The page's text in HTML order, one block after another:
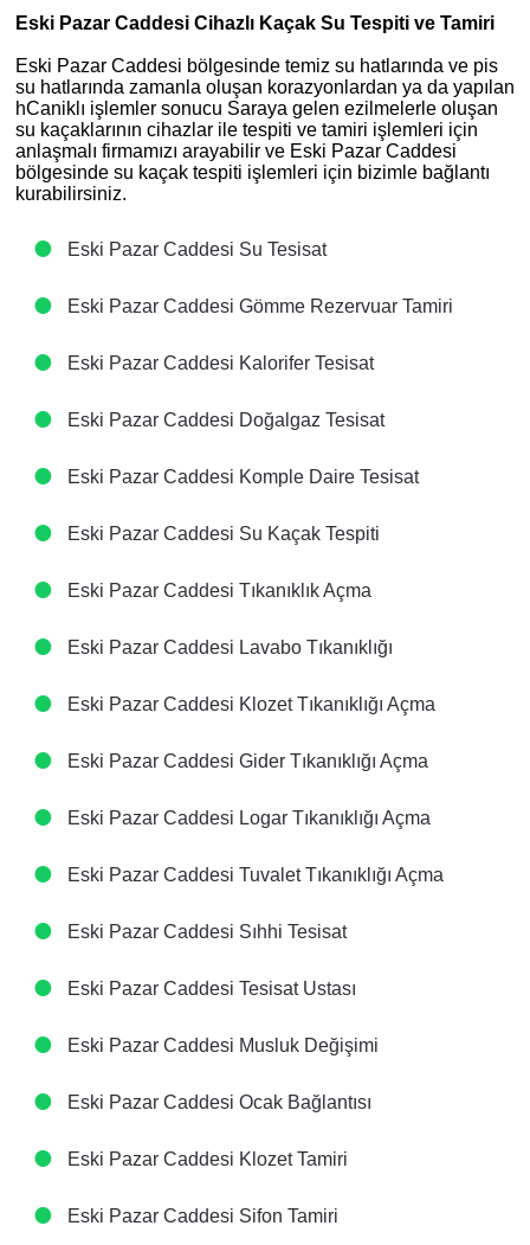
Eski Pazar Caddesi Cihazlı Kaçak Su Tespiti ve Tamiri
Eski Pazar Caddesi bölgesinde temiz su hatlarında ve pis
su hatlarında zamanla oluşan korazyonlardan ya da yapılan
hCaniklı işlemler sonucu Saraya gelen ezilmelerle oluşan
su kaçaklarının cihazlar ile tespiti ve tamiri işlemleri için
anlaşmalı firmamızı arayabilir ve Eski Pazar Caddesi
bölgesinde su kaçak tespiti işlemleri için bizimle bağlantı
kurabilirsiniz.
Eski Pazar Caddesi Su Tesisat
Eski Pazar Caddesi Gömme Rezervuar Tamiri
Eski Pazar Caddesi Kalorifer Tesisat
Eski Pazar Caddesi Doğalgaz Tesisat
Eski Pazar Caddesi Komple Daire Tesisat
Eski Pazar Caddesi Su Kaçak Tespiti
Eski Pazar Caddesi Tıkanıklık Açma
Eski Pazar Caddesi Lavabo Tıkanıklığı
Eski Pazar Caddesi Klozet Tıkanıklığı Açma
Eski Pazar Caddesi Gider Tıkanıklığı Açma
Eski Pazar Caddesi Logar Tıkanıklığı Açma
Eski Pazar Caddesi Tuvalet Tıkanıklığı Açma
Eski Pazar Caddesi Sıhhi Tesisat
Eski Pazar Caddesi Tesisat Ustası
Eski Pazar Caddesi Musluk Değişimi
Eski Pazar Caddesi Ocak Bağlantısı
Eski Pazar Caddesi Klozet Tamiri
Eski Pazar Caddesi Sifon Tamiri